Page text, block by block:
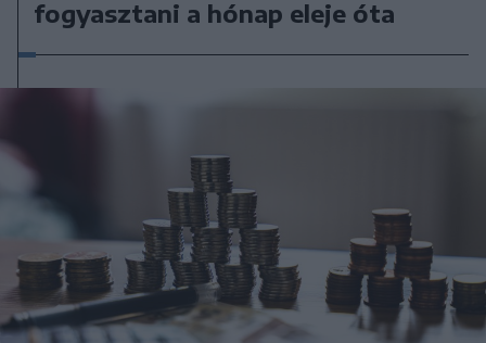
fogyasztani a hónap eleje óta